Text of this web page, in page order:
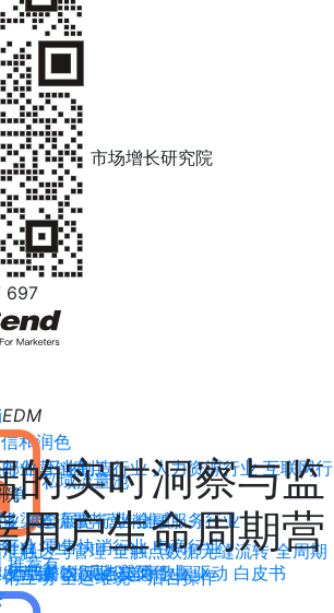
市场增长研究院
697
EDM
和润色
件营销痛点
单
渠道流量与营销推广
台
营销，提高投递率
私域流量池
触达与管理 全触点数据无缝流转 全周期
互动 全运维统一后台操作
业 工业制造行业 人力资源行业 互联网行
展会展览行业 金融服务行业
业 零售快消行业 电商行业
酒店餐饮行业 其他行业
行业前瞻 观点交叉 数据驱动 白皮书
推荐有
的实时洞察与监
用户生命周期营